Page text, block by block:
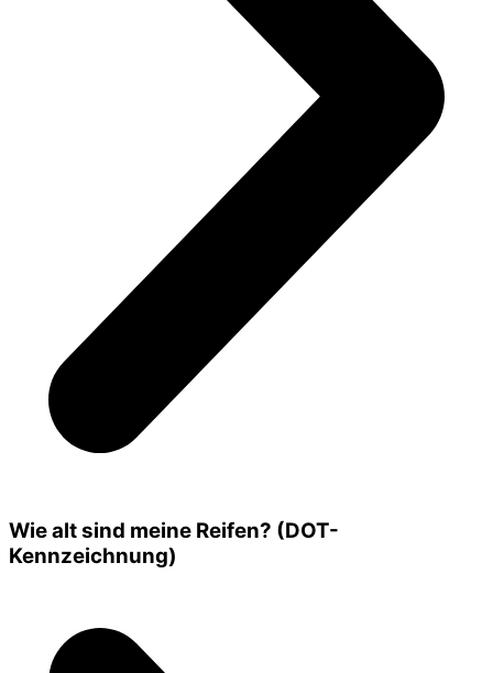
Wie alt sind meine Reifen? (DOT-
Kennzeichnung)